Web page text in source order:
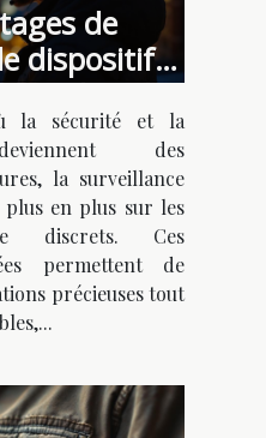
de
dispositifs
dans la
moderne
la sécurité et la
des
la surveillance
plus en plus sur les
discrets. Ces
permettent de
précieuses tout